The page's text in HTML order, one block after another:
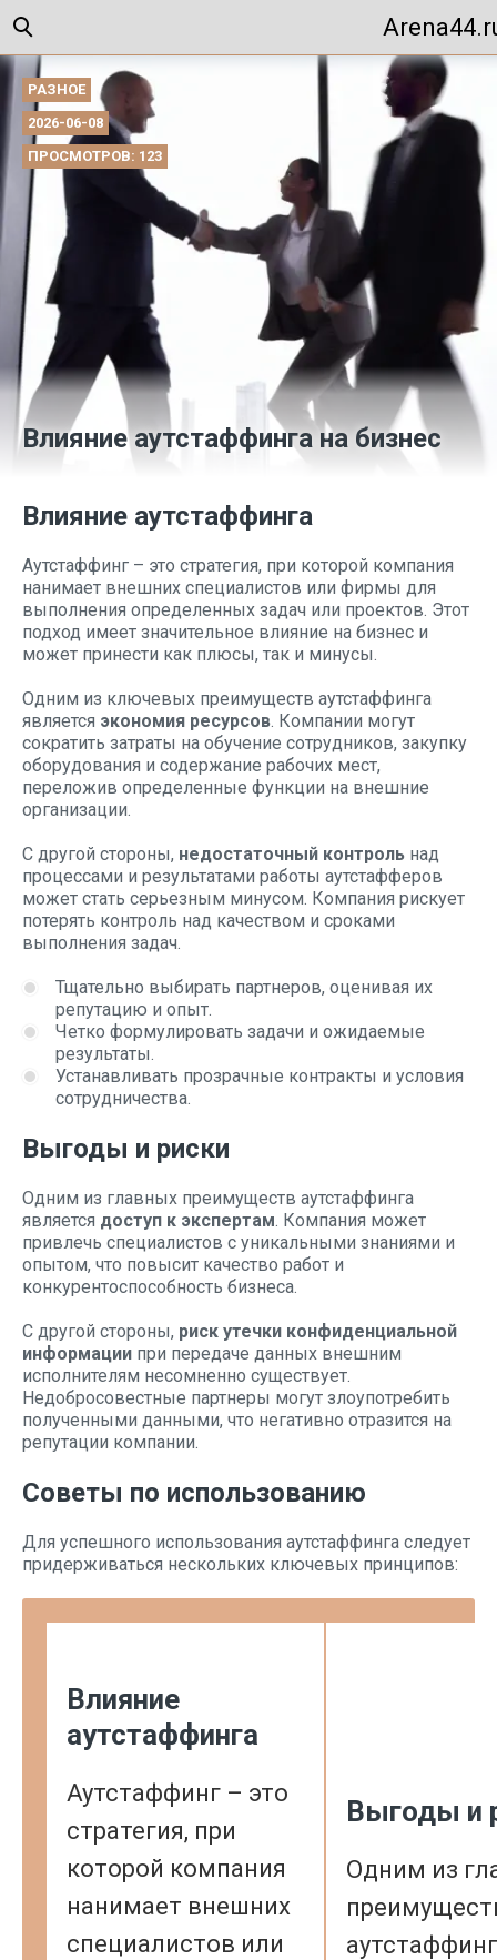
РАЗНОЕ
2026-06-08
ПРОСМОТРОВ: 123
Влияние аутстаффинга на бизнес
Влияние аутстаффинга
Аутстаффинг – это стратегия, при которой компания
нанимает внешних специалистов или фирмы для
выполнения определенных задач или проектов. Этот
подход имеет значительное влияние на бизнес и
может принести как плюсы, так и минусы.
Одним из ключевых преимуществ аутстаффинга
является экономия ресурсов. Компании могут
сократить затраты на обучение сотрудников, закупку
оборудования и содержание рабочих мест,
переложив определенные функции на внешние
организации.
С другой стороны, недостаточный контроль над
процессами и результатами работы аутстафферов
может стать серьезным минусом. Компания рискует
потерять контроль над качеством и сроками
выполнения задач.
Тщательно выбирать партнеров, оценивая их
репутацию и опыт.
Четко формулировать задачи и ожидаемые
результаты.
Устанавливать прозрачные контракты и условия
сотрудничества.
Выгоды и риски
Одним из главных преимуществ аутстаффинга
является доступ к экспертам. Компания может
привлечь специалистов с уникальными знаниями и
опытом, что повысит качество работ и
конкурентоспособность бизнеса.
С другой стороны, риск утечки конфиденциальной
информации при передаче данных внешним
исполнителям несомненно существует.
Недобросовестные партнеры могут злоупотребить
полученными данными, что негативно отразится на
репутации компании.
Советы по использованию
Для успешного использования аутстаффинга следует
придерживаться нескольких ключевых принципов:
Влияние
аутстаффинга
Аутстаффинг – это
стратегия, при
которой компания
нанимает внешних
специалистов или
Выгоды и
Одним из